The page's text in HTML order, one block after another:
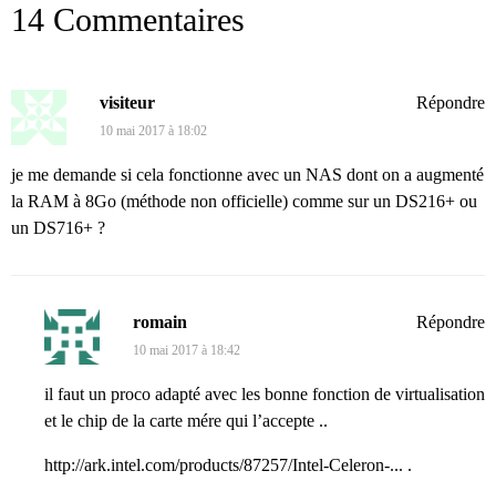
14 Commentaires
visiteur
10 mai 2017 à 18:02
je me demande si cela fonctionne avec un NAS dont on a augmenté
la RAM à 8Go (méthode non officielle) comme sur un DS216+ ou
un DS716+ ?
Répondre
romain
10 mai 2017 à 18:42
il faut un proco adapté avec les bonne fonction de virtualisation
et le chip de la carte mére qui l’accepte ..
http://ark.intel.com/products/87257/Intel-Celeron-... .
Répondre